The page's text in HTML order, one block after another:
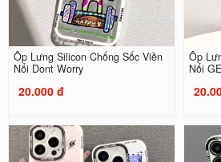
Ốp Lưng Silicon Chống Sốc Viền
Nổi Dont Worry
20.000 đ
Ốp
Nổi